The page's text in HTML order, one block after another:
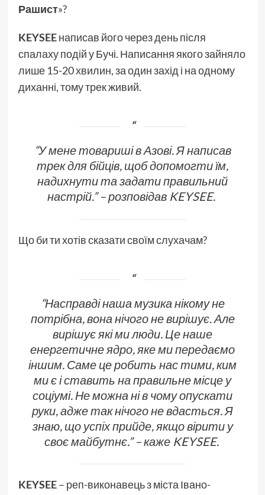
Рашист»?
KEYSEEнаписав його через день після
спалаху подій у Бучі. Написання якого зайняло
лише 15-20 хвилин, за один захід і на одному
диханні, тому трек живий.
“У мене товариші в Азові. Я написав
трек для бійців, щоб допомогти їм,
надихнути та задати правильний
настрій.” – розповідав KEYSEE.
Що би ти хотів сказати своїм слухачам?
“Насправді наша музика нікому не
потрібна, вона нічого не вирішує. Але
вирішує які ми люди. Це наше
енергетичне ядро, яке ми передаємо
іншим. Саме це робить нас тими, ким
ми є і ставить на правильне місце у
соціумі. Не можна ні в чому опускати
руки, адже так нічого не вдасться. Я
знаю, що успіх прийде, якщо вірити у
своє майбутнє.” – каже KEYSEE.
KEYSEE– реп-виконавець з міста Івано-